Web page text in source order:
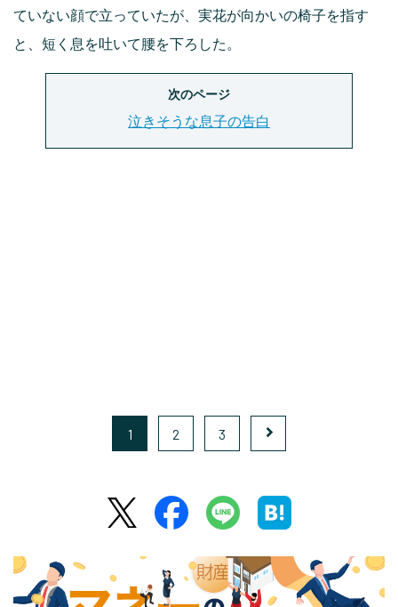
ていない顔で立っていたが、実花が向かいの椅子を指す
と、短く息を吐いて腰を下ろした。
次のページ
泣きそうな息子の告白
1 2 3